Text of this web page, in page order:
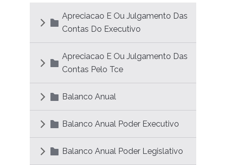
Apreciacao E Ou Julgamento Das
Contas Do Executivo
Apreciacao E Ou Julgamento Das
Contas Pelo Tce
Balanco Anual
Balanco Anual Poder Executivo
Balanco Anual Poder Legislativo